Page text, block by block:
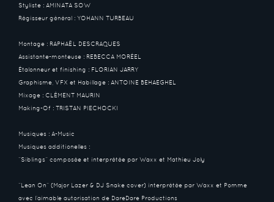
Styliste : AMINATA SOW
Régisseur général : YOHANN TURBEAU
Montage : RAPHAËL DESCRAQUES
Assistante-monteuse : REBECCA MORÉEL
Étalonneur et finishing : FLORIAN JARRY
Graphisme, VFX et Habillage : ANTOINE BEHAEGHEL
Mixage : CLÉMENT MAURIN
Making-Of : TRISTAN PIECHOCKI
Musiques : A-Music
Musiques additionelles :
“Siblings” composée et interprétée par Waxx et Mathieu Joly
“Lean On” (Major Lazer & DJ Snake cover) interprétée par Waxx et Pomme
avec l’aimable autorisation de DareDare Productions